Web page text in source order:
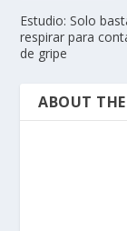
Estudio: Solo
respirar para
de gripe
ABOUT